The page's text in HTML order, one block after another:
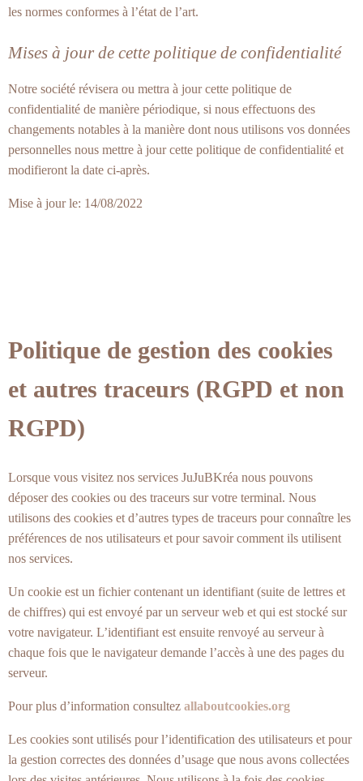
les normes conformes à l’état de l’art.
Mises à jour de cette politique de confidentialité
Notre société révisera ou mettra à jour cette politique de
confidentialité de manière périodique, si nous effectuons des
changements notables à la manière dont nous utilisons vos données
personnelles nous mettre à jour cette politique de confidentialité et
modifieront la date ci-après.
Mise à jour le: 14/08/2022
Politique de gestion des cookies
et autres traceurs (RGPD et non
RGPD)
Lorsque vous visitez nos services JuJuBKréa nous pouvons
déposer des cookies ou des traceurs sur votre terminal. Nous
utilisons des cookies et d’autres types de traceurs pour connaître les
préférences de nos utilisateurs et pour savoir comment ils utilisent
nos services.
Un cookie est un fichier contenant un identifiant (suite de lettres et
de chiffres) qui est envoyé par un serveur web et qui est stocké sur
votre navigateur. L’identifiant est ensuite renvoyé au serveur à
chaque fois que le navigateur demande l’accès à une des pages du
serveur.
Pour plus d’information consultez allaboutcookies.org
Les cookies sont utilisés pour l’identification des utilisateurs et pour
la gestion correctes des données d’usage que nous avons collectées